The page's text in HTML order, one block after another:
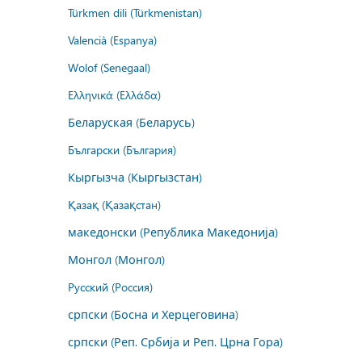
Türkmen dili (Türkmenistan)
Valencià (Espanya)
Wolof (Senegaal)
Ελληνικά (Ελλάδα)
Беларуская (Беларусь)
Български (България)
Кыргызча (Кыргызстан)
Қазақ (Қазақстан)
македонски (Република Македонија)
Монгол (Монгол)
Русский (Россия)
српски (Босна и Херцеговина)
српски (Реп. Србија и Реп. Црна Гора)